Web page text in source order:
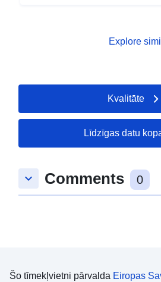
perimetrs ir lietderības servitūts;-
Explore
Kvalitāte
Līdzīgas datu
keyboard_arrow_down Comments 0
Šo tīmekļvietni pārvalda Eiropas